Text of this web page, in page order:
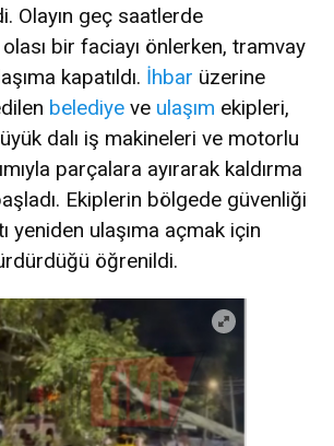
Olayın geç saatlerde
bir faciayı önlerken, tramvay
kapatıldı. İhbar üzerine
belediye ve ulaşım ekipleri,
dalı iş makineleri ve motorlu
parçalara ayırarak kaldırma
Ekiplerin bölgede güvenliği
yeniden ulaşıma açmak için
öğrenildi.